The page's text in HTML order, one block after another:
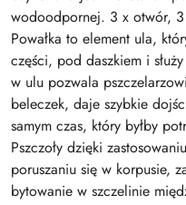
wodoodpornej. 3 x otwór,
Powałka to element ula,
części, pod daszkiem i
w ulu pozwala
beleczek, daje szybkie
samym czas, który byłby
Pszczoły dzięki
poruszaniu się w korpusie,
bytowanie w szczelinie